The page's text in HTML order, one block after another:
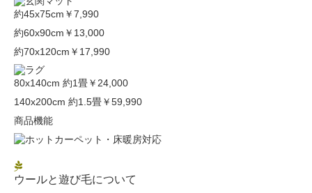
約45x75cm ￥7,990
約60x90cm ￥13,000
約70x120cm ￥17,990
80x140cm 約1畳￥24,000
140x200cm 約1.5畳￥59,990
商品機能
ウールと遊び毛について